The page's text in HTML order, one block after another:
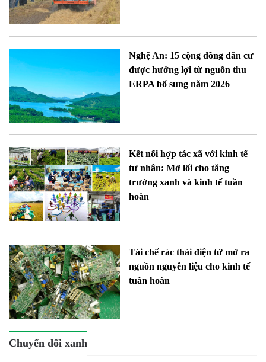
Nghệ An: 15 cộng đồng dân cư
được hưởng lợi từ nguồn thu
ERPA bổ sung năm 2026
Kết nối hợp tác xã với kinh tế
tư nhân: Mở lối cho tăng
trưởng xanh và kinh tế tuần
hoàn
Tái chế rác thải điện tử mở ra
nguồn nguyên liệu cho kinh tế
tuần hoàn
Chuyển đổi xanh